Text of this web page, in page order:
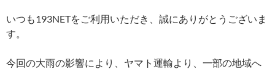
いつも193NETをご利用いただき、誠にありがとうございま
す。
今回の大雨の影響により、ヤマト運輸より、一部の地域へ